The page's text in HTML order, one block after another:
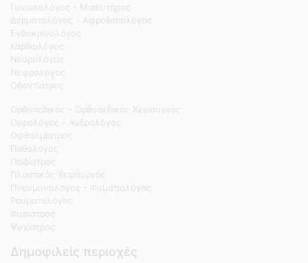
Γυναικολόγος - Μαιευτήρας
Δερματολόγος - Αφροδισιολόγος
Ενδοκρινολόγος
Καρδιολόγος
Νευρολόγος
Νεφρολόγος
Οδοντίατρος
Ορθοπεδικός - Ορθοπεδικός Χειρουργός
Ουρολόγος - Ανδρολόγος
Οφθαλμίατρος
Παθολόγος
Παιδίατρος
Πλαστικός Χειρουργός
Πνευμονολόγος - Φυματιολόγος
Ρευματολόγος
Φυσίατρος
Ψυχίατρος
Δημοφιλείς περιοχές